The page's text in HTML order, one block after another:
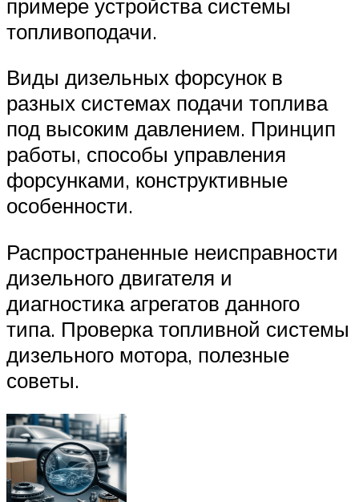
примере устройства системы
топливоподачи.
Виды дизельных форсунок в
разных системах подачи топлива
под высоким давлением. Принцип
работы, способы управления
форсунками, конструктивные
особенности.
Распространенные неисправности
дизельного двигателя и
диагностика агрегатов данного
типа. Проверка топливной системы
дизельного мотора, полезные
советы.